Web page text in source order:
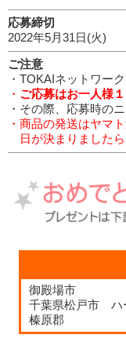
応募締切
2022年5月31日(火)
ご注意
・TOKAIネットワー
・ ご応募はお一人様
・その際、応募時の
・商品の発送はヤマ
日が決まりました
御殿場市
千葉県松戸市 ハ
榛原郡 オ